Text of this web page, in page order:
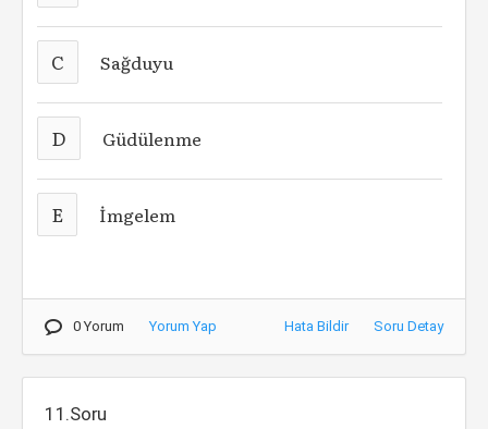
C Sağduyu
D Güdülenme
E İmgelem
0 Yorum Yorum Yap Hata Bildir Soru Detay
11.Soru